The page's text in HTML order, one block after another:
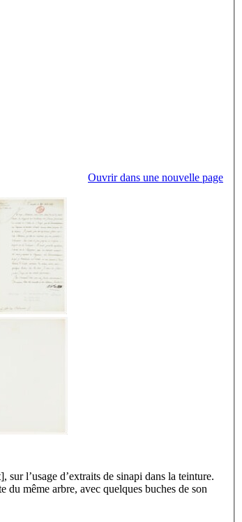
Ouvrir dans une nouvelle page
l’usage d’extraits de sinapi dans la teinture.
même arbre, avec quelques buches de son